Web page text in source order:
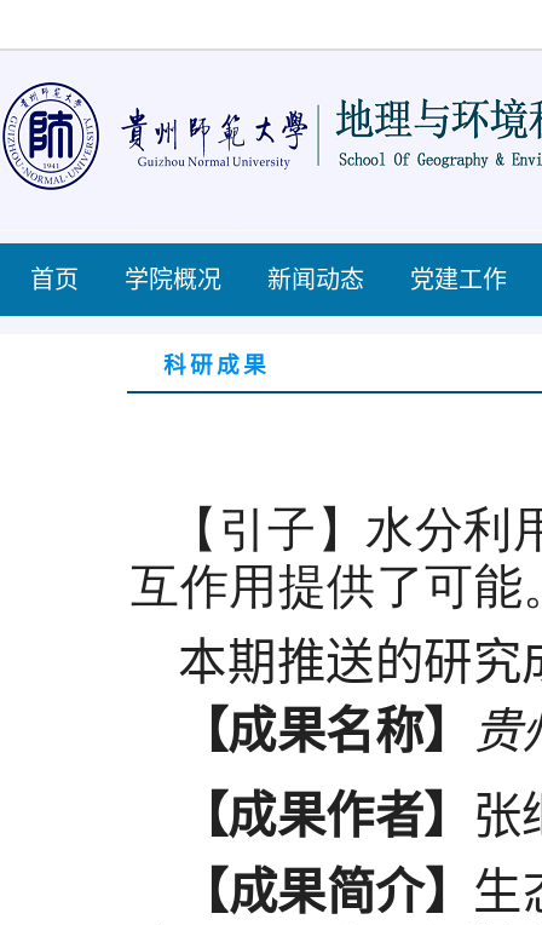
首页 学院概况 新闻动态 党建工作
科研成果
【引子】水分利
互作用提供了可能
本期推送的研
【成果名称】
贵
【成果作者】 张
【成果简介】 生